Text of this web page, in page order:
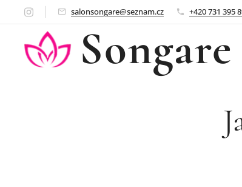
salonsongare@seznam.cz +420 731 395
Songare